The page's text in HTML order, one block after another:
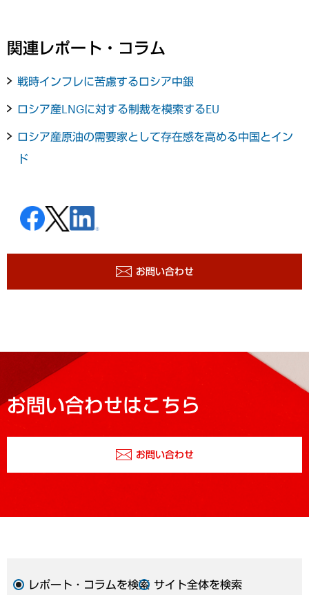
関連レポート・コラム
戦時インフレに苦慮するロシア中銀
ロシア産LNGに対する制裁を模索するEU
ロシア産原油の需要家として存在感を高める中国とイン
ド
お問い合わせ
お問い合わせはこちら
お問い合わせ
レポート・コラムを検索 サイト全体を検索